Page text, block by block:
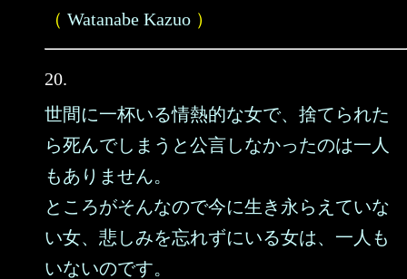
（ Watanabe Kazuo ）
20.
世間に一杯いる情熱的な女で、捨てられた
ら死んでしまうと公言しなかったのは一人
もありません。
ところがそんなので今に生き永らえていな
い女、悲しみを忘れずにいる女は、一人も
いないのです。